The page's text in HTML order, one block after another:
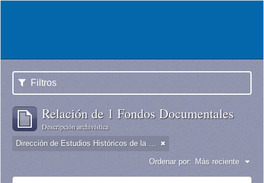
Filtros
Relación de 1 Fondos Documentales
Descripción archivística
Dirección de Estudios Históricos de la Fuerza Aérea
Ordenar por: Más reciente